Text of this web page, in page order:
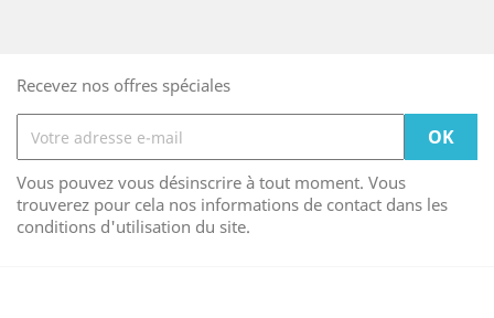
Recevez nos offres spéciales
Vous pouvez vous désinscrire à tout moment. Vous
trouverez pour cela nos informations de contact dans les
conditions d'utilisation du site.